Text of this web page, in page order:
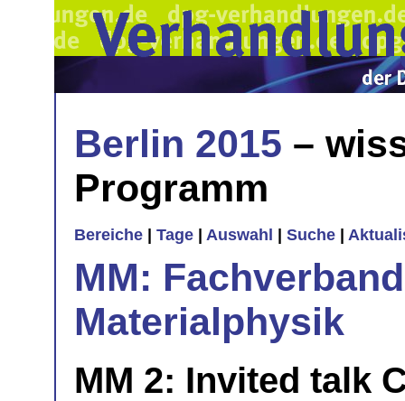
Berlin 2015 –
Programm
Bereiche Tage Auswahl Suche
MM:
Materialphysik
MM 2: Invited talk